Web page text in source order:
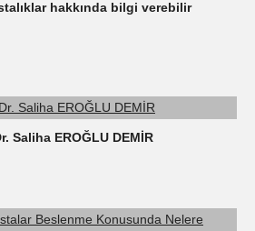
hakkında bilgi verebilir
Saliha EROĞLU DEMİR